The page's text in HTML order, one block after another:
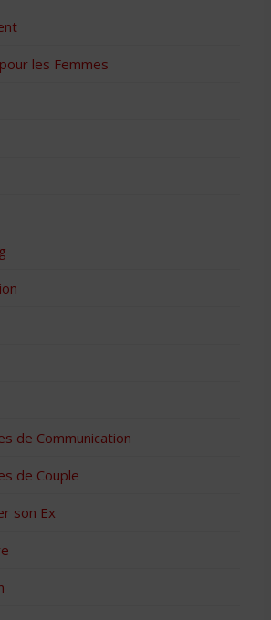
les Femmes
de Communication
de Couple
son Ex